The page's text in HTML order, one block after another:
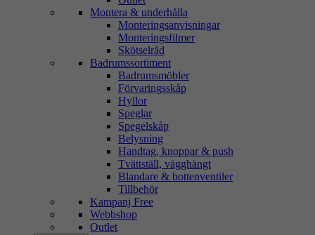
Montera & underhålla
Monteringsanvisningar
Monteringsfilmer
Skötselråd
Badrumssortiment
Badrumsmöbler
Förvaringsskåp
Hyllor
Speglar
Spegelskåp
Belysning
Handtag, knoppar & push
Tvättställ, vägghängt
Blandare & bottenventiler
Tillbehör
Kampanj Free
Webbshop
Outlet